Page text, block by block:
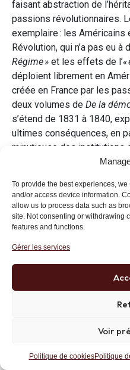
To provide the best experiences,
and/or access device information.
allow us to process data such as
site. Not consenting or withdrawing
features and functions.
Gérer les services
Voir
Politique de cookiesPolitique
faisant abstraction de
passions révolutionnaires.
exemplaire : les Américains
Révolution, qui n’a pas eu à
Régime » et les effets de l’
déploient librement en
créée en France par les
deux volumes de De la
s’étend de 1831 à 1840,
ultimes conséquences, en
minutieuse des institutions
du Nord pour s’achever sur
des conditions. Mais la
Tocqueville montre qu’il
hypothèse centrale dès son
cadre intellectuel lui a
faits restés méconnus de la
voyageurs. Il a cherché à
modifie toutes les relations
temps, Tocqueville
est aussi un peuple
sur la lutte et la
dureté propre au monde